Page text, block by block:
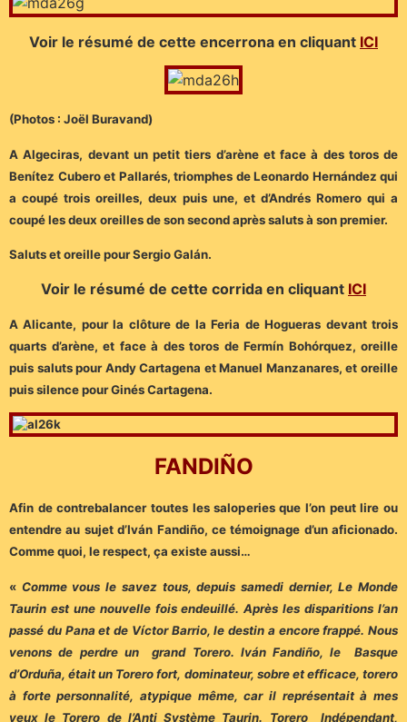
Voir le résumé de cette encerrona en cliquant ICI
(Photos : Joël Buravand)
A Algeciras, devant un petit tiers d’arène et face à des toros de
Benítez Cubero et Pallarés, triomphes de Leonardo Hernández qui
a coupé trois oreilles, deux puis une, et d’Andrés Romero qui a
coupé les deux oreilles de son second après saluts à son premier.
Saluts et oreille pour Sergio Galán.
Voir le résumé de cette corrida en cliquant ICI
A Alicante, pour la clôture de la Feria de Hogueras devant trois
quarts d’arène, et face à des toros de Fermín Bohórquez, oreille
puis saluts pour Andy Cartagena et Manuel Manzanares, et oreille
puis silence pour Ginés Cartagena.
FANDIÑO
Afin de contrebalancer toutes les saloperies que l’on peut lire ou
entendre au sujet d’Iván Fandiño, ce témoignage d’un aficionado.
Comme quoi, le respect, ça existe aussi…
« Comme vous le savez tous, depuis samedi dernier, Le Monde
Taurin est une nouvelle fois endeuillé. Après les disparitions l’an
passé du Pana et de Víctor Barrio, le destin a encore frappé. Nous
venons de perdre un grand Torero. Iván Fandiño, le Basque
d’Orduña, était un Torero fort, dominateur, sobre et efficace, torero
à forte personnalité, atypique même, car il représentait à mes
yeux le Torero de l’Anti Système Taurin. Torero Indépendant,